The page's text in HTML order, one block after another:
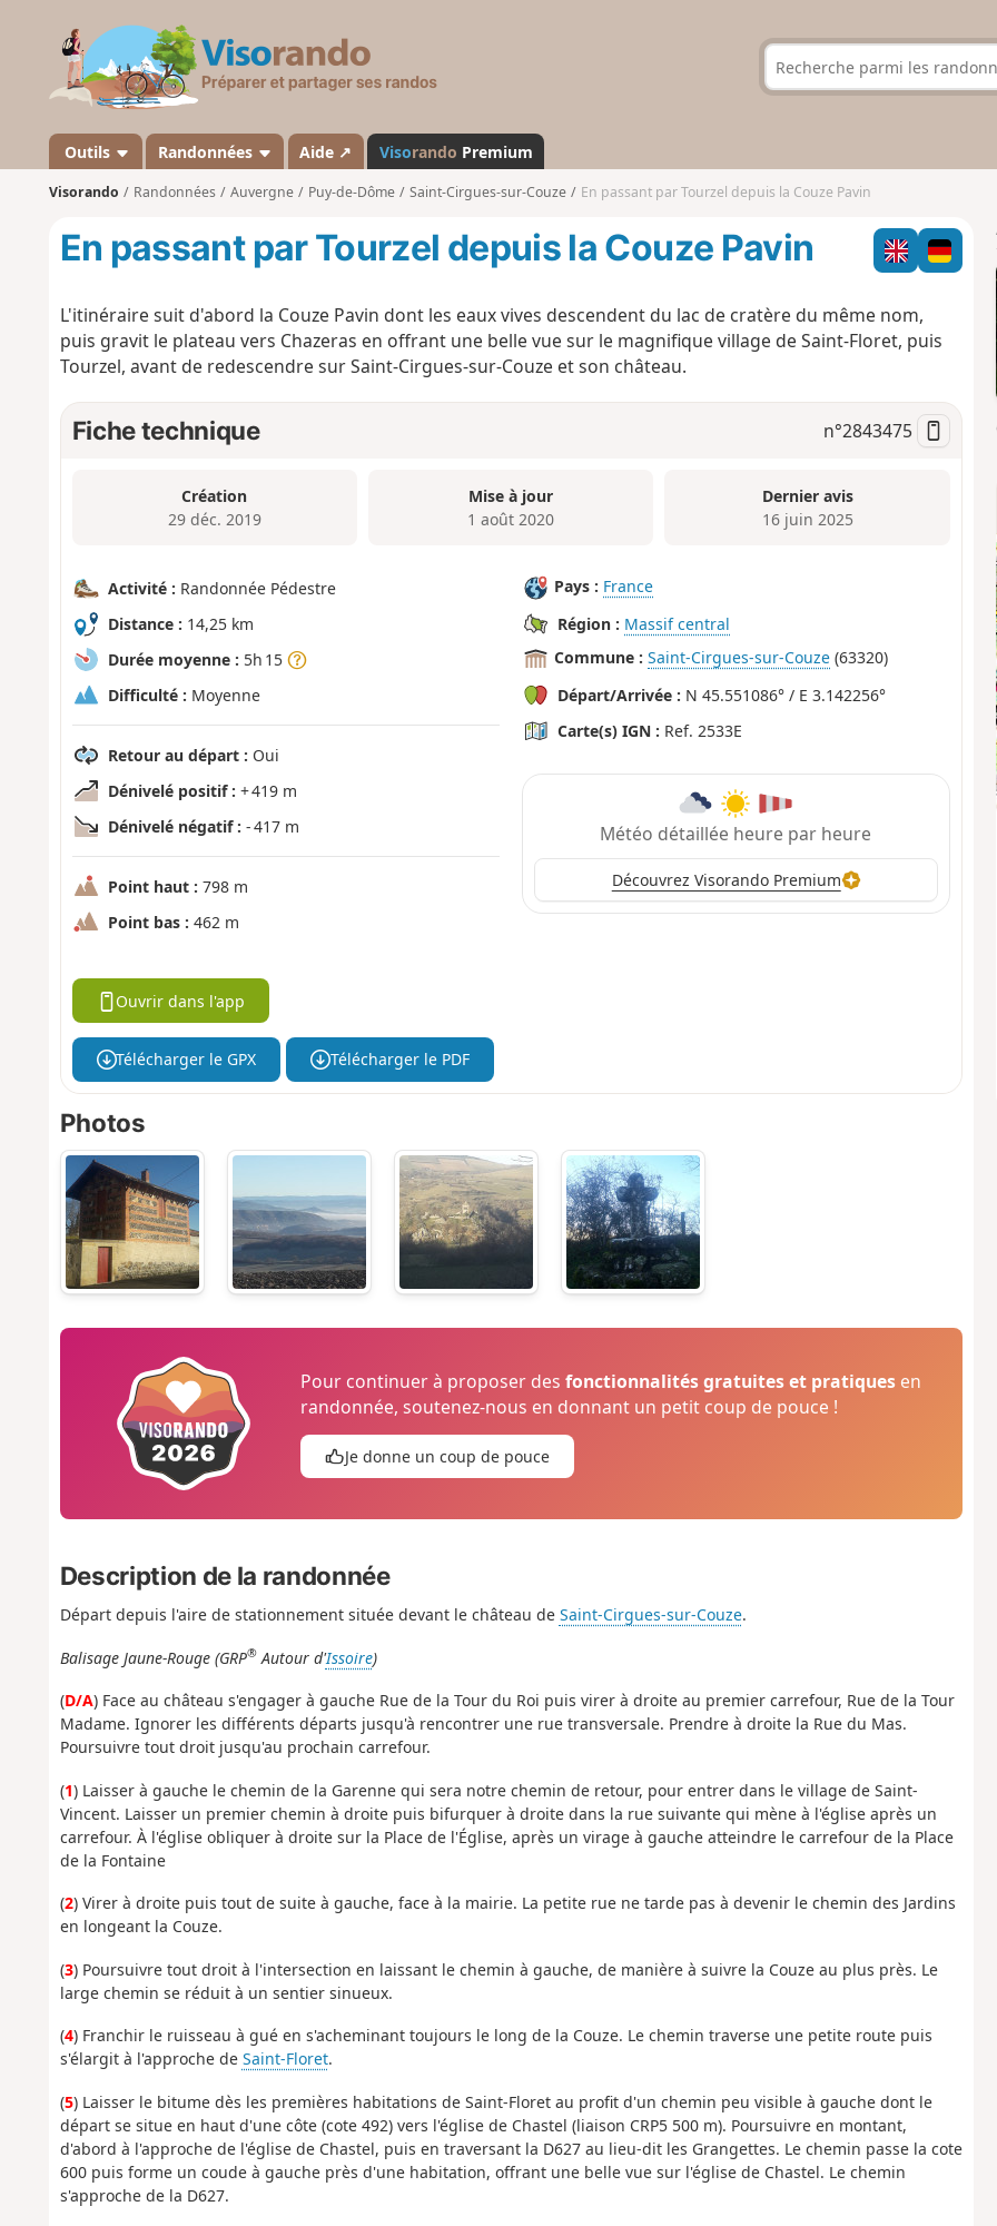
s
a
n
d
Outils Randonnées Aide ↗ Visorando Premium
Visorando Randonnées Auvergne Puy-de-Dôme Saint-Cirgues-sur-Couze En passant par Tourzel depuis la Couze Pavin
En passant par Tourzel depuis la Couze Pavin
L'itinéraire suit d'abord la Couze Pavin dont les eaux vives descendent du lac de cratère du même nom,
puis gravit le plateau vers Chazeras en offrant une belle vue sur le magnifique village de Saint-Floret, puis
Tourzel, avant de redescendre sur Saint-Cirgues-sur-Couze et son château.
Fiche technique n°2843475
Création
29 déc. 2019
Mise à jour
1 août 2020
Dernier avis
16 juin 2025
Activité : Randonnée Pédestre
Distance : 14,25 km
Durée moyenne : 5h 15
Difficulté : Moyenne
Retour au départ : Oui
Dénivelé positif : + 419 m
Dénivelé négatif : - 417 m
Point haut : 798 m
Point bas : 462 m
Pays : France
Région : Massif central
Commune : Saint-Cirgues-sur-Couze (63320)
Départ/Arrivée : N 45.551086° / E 3.142256°
Carte(s) IGN : Ref. 2533E
Météo détaillée heure par heure
Découvrez Visorando Premium
Ouvrir dans l'app
Télécharger le GPX Télécharger le PDF
Photos
Pour continuer à proposer desfonctionnalités gratuites et pratiques en
randonnée, soutenez-nous en donnant un petit coup de pouce !
Je donne un coup de pouce
Description de la randonnée
Départ depuis l'aire de stationnement située devant le château de Saint-Cirgues-sur-Couze.
Balisage Jaune-Rouge (GRP®Autour d'Issoire)
(D/A) Face au château s'engager à gauche Rue de la Tour du Roi puis virer à droite au premier carrefour, Rue de la Tour
Madame. Ignorer les différents départs jusqu'à rencontrer une rue transversale. Prendre à droite la Rue du Mas.
Poursuivre tout droit jusqu'au prochain carrefour.
(1) Laisser à gauche le chemin de la Garenne qui sera notre chemin de retour, pour entrer dans le village de Saint-
Vincent. Laisser un premier chemin à droite puis bifurquer à droite dans la rue suivante qui mène à l'église après un
carrefour. À l'église obliquer à droite sur la Place de l'Église, après un virage à gauche atteindre le carrefour de la Place
de la Fontaine
(2) Virer à droite puis tout de suite à gauche, face à la mairie. La petite rue ne tarde pas à devenir le chemin des Jardins
en longeant la Couze.
(3) Poursuivre tout droit à l'intersection en laissant le chemin à gauche, de manière à suivre la Couze au plus près. Le
large chemin se réduit à un sentier sinueux.
(4) Franchir le ruisseau à gué en s'acheminant toujours le long de la Couze. Le chemin traverse une petite route puis
s'élargit à l'approche de Saint-Floret.
(5) Laisser le bitume dès les premières habitations de Saint-Floret au profit d'un chemin peu visible à gauche dont le
départ se situe en haut d'une côte (cote 492) vers l'église de Chastel (liaison CRP5 500 m). Poursuivre en montant,
d'abord à l'approche de l'église de Chastel, puis en traversant la D627 au lieu-dit les Grangettes. Le chemin passe la cote
600 puis forme un coude à gauche près d'une habitation, offrant une belle vue sur l'église de Chastel. Le chemin
s'approche de la D627.